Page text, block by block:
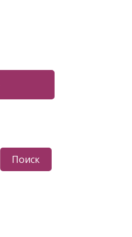
Поиск